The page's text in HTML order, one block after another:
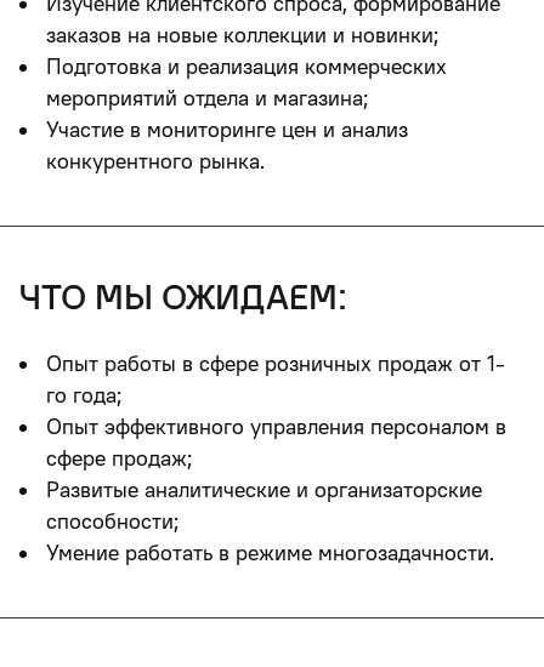
заказов на новые коллекции и новинки;
Подготовка и реализация коммерческих
мероприятий отдела и магазина;
Участие в мониторинге цен и анализ
конкурентного рынка.
что мы ожидаем:
Опыт работы в сфере розничных продаж от 1-
го года;
Опыт эффективного управления персоналом в
сфере продаж;
Развитые аналитические и организаторские
способности;
Умение работать в режиме многозадачности.